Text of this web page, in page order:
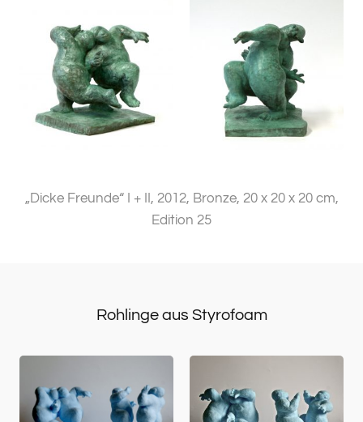
„Dicke Freunde“ I + II, 2012, Bronze, 20 x 20 x 20 cm,
Edition 25
Rohlinge aus Styrofoam